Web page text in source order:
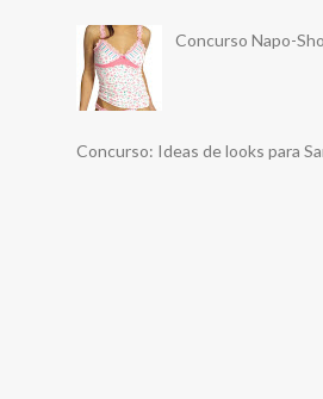
Concurso Napo-
Concurso: Ideas de looks para